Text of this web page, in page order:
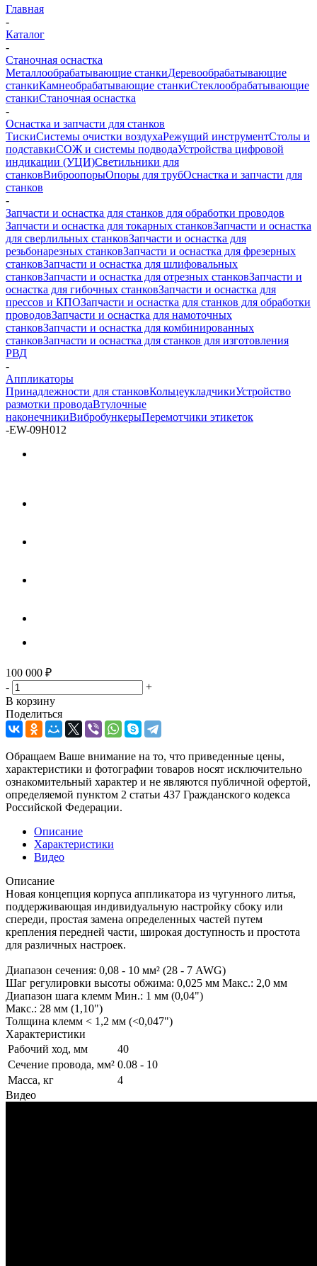
Главная
-
Каталог
-
Станочная оснастка
Металлообрабатывающие станкиДеревообрабатывающие
станкиКамнеобрабатывающие станкиСтеклообрабатывающие
станкиСтаночная оснастка
-
Оснастка и запчасти для станков
ТискиСистемы очистки воздухаРежущий инструментСтолы и
подставкиСОЖ и системы подводаУстройства цифровой
индикации (УЦИ)Светильники для
станковВиброопорыОпоры для трубОснастка и запчасти для
станков
-
Запчасти и оснастка для станков для обработки проводов
Запчасти и оснастка для токарных станковЗапчасти и оснастка
для сверлильных станковЗапчасти и оснастка для
резьбонарезных станковЗапчасти и оснастка для фрезерных
станковЗапчасти и оснастка для шлифовальных
станковЗапчасти и оснастка для отрезных станковЗапчасти и
оснастка для гибочных станковЗапчасти и оснастка для
прессов и КПОЗапчасти и оснастка для станков для обработки
проводовЗапчасти и оснастка для намоточных
станковЗапчасти и оснастка для комбинированных
станковЗапчасти и оснастка для станков для изготовления
РВД
-
Аппликаторы
Принадлежности для станковКольцеукладчикиУстройство
размотки проводаВтулочные
наконечникиВибробункерыПеремотчики этикеток
-EW-09H012
100 000 ₽
-
+
В корзину
Поделиться
Обращаем Ваше внимание на то, что приведенные цены,
характеристики и фотографии товаров носят исключительно
ознакомительный характер и не являются публичной офертой,
определяемой пунктом 2 статьи 437 Гражданского кодекса
Российской Федерации.
Описание
Характеристики
Видео
Описание
Новая концепция корпуса аппликатора из чугунного литья,
поддерживающая индивидуальную настройку сбоку или
спереди, простая замена определенных частей путем
крепления передней части, широкая доступность и простота
для различных настроек.
Диапазон сечения: 0,08 - 10 мм² (28 - 7 AWG)
Шаг регулировки высоты обжима: 0,025 мм Макс.: 2,0 мм
Диапазон шага клемм Мин.: 1 мм (0,04")
Макс.: 28 мм (1,10")
Толщина клемм < 1,2 мм (<0,047")
Характеристики
Рабочий ход, мм
40
Сечение провода, мм² 0.08 - 10
Масса, кг
4
Видео